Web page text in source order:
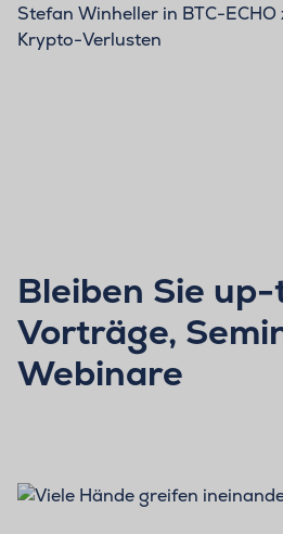
Stefan Winheller in BTC-
Krypto-Verlusten
Bleiben Sie
Vorträge,
Webinare